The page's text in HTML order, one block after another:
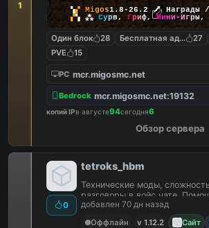
1 ▚▞ Migos1.8-26.2🗡 Награды
▞▚ ⁂ Сурв, Гриф,Мини-Игры,
Один блок 28 Бесплатная админка
27
PVE
15
PC mcr.migosmc.net
Bedrock mcr.migosmc.net:19132
копий IPв августе94сегодня6
Обзор сервера
0
tetroks_hbm
Технические моды,
разговоры в войс чате.
добавлен 70 дн назад
Оффлайн
v 1.12.2 Сайт